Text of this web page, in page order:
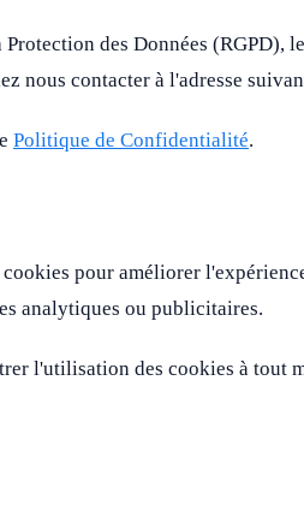
des Données
nous contacter à l'adresse
Politique de Confidentialité.
pour améliorer
analytiques ou publicitaires.
l'utilisation des cookies à tout